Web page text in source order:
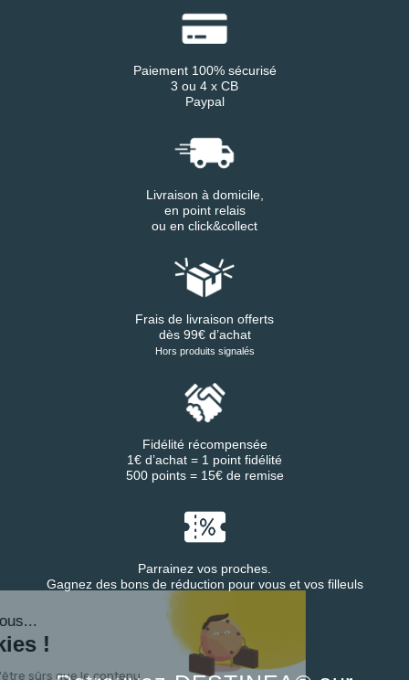
c'est nous...
Cookies !
attendu d'être sûrs que le contenu
Paiement 100% sécurisé
3 ou 4 x CB
Paypal
Livraison à domicile,
en point relais
ou en click&collect
Frais de livraison offerts
dès 99€ d’achat
Hors produits signalés
Fidélité récompensée
1€ d’achat = 1 point fidélité
500 points = 15€ de remise
Parrainez vos proches.
Gagnez des bons de réduction pour vous et vos filleuls